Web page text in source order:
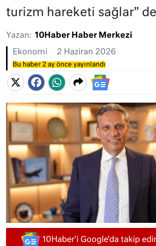
turizm hareketi sağlar"
Yazan: 10Haber Haber Merkezi
Ekonomi 2 Haziran 2026
Bu haber 2 ay önce yayınlandı
10Haber'i Google'da takip